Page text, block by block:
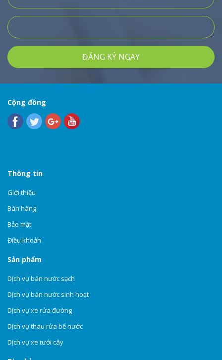
ĐĂNG KÝ NGAY
Cộng đồng
Thông tin
Giới thiệu
Bán hàng
Bảo mật
Điều khoản
Sản phẩm
Dịch vụ bán nước sạch
Dịch vụ bán nước sinh hoạt
Dịch vụ xe rửa đường
Dịch vụ thau rửa bể nước
Dịch vụ xe tưới cây